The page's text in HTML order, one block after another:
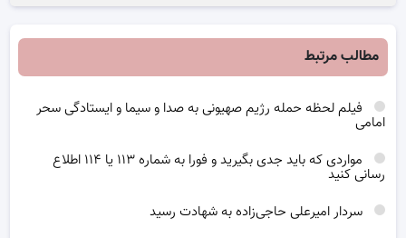
مطالب مرتبط
فیلم لحظه حمله رژیم صهیونی به صدا و سیما و ایستادگی سحر
امامی
مواردی که باید جدی بگیرید و فورا به شماره ۱۱۳ یا ۱۱۴ اطلاع
رسانی کنید
سردار امیرعلی حاجی‌زاده به شهادت رسید